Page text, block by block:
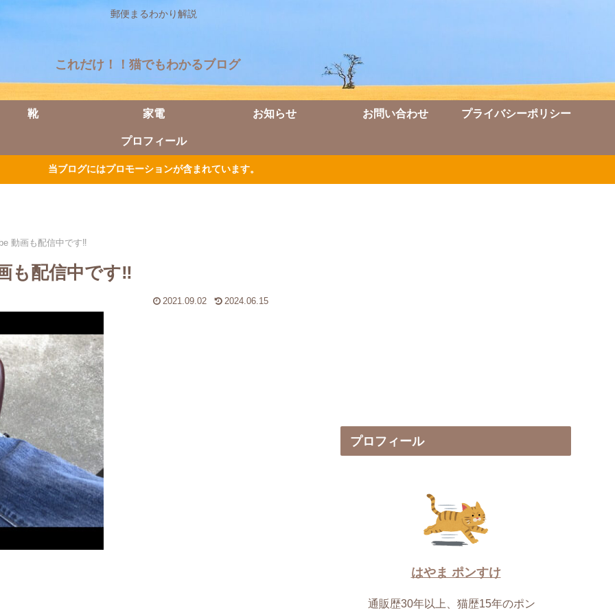
郵便まるわかり解説
これだけ！！猫でもわかるブログ
靴 家電 お知らせ お問い合わせ プライバシーポリシー
プロフィール
当ブログにはプロモーションが含まれています。
動画も配信中です‼️
も配信中です‼️
2021.09.02 2024.06.15
プロフィール
はやま ポンすけ
通販歴30年以上、猫歴15年のポン